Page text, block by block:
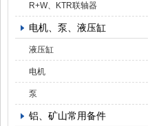
R+W、KTR联轴器
电机、泵、液压缸
液压缸
电机
泵
铝、矿山常用备件